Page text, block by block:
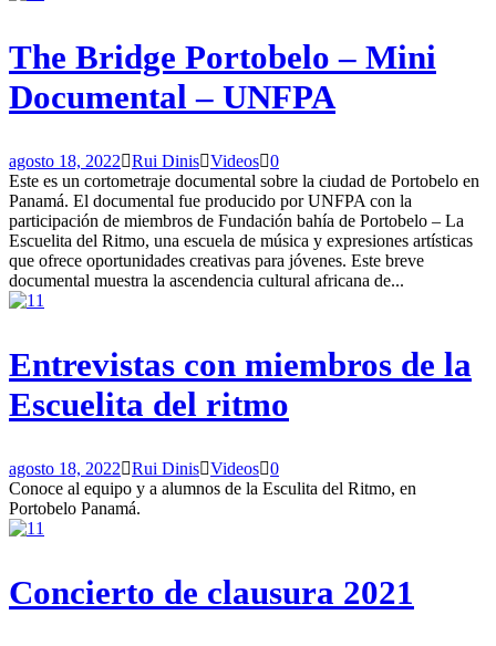
The Bridge Portobelo – Mini
Documental – UNFPA
agosto 18, 2022 Rui Dinis Videos 0
Este es un cortometraje documental sobre la ciudad de Portobelo en
Panamá. El documental fue producido por UNFPA con la
participación de miembros de Fundación bahía de Portobelo – La
Escuelita del Ritmo, una escuela de música y expresiones artísticas
que ofrece oportunidades creativas para jóvenes. Este breve
documental muestra la ascendencia cultural africana de...
Entrevistas con miembros de la
Escuelita del ritmo
agosto 18, 2022 Rui Dinis Videos 0
Conoce al equipo y a alumnos de la Esculita del Ritmo, en
Portobelo Panamá.
Concierto de clausura 2021